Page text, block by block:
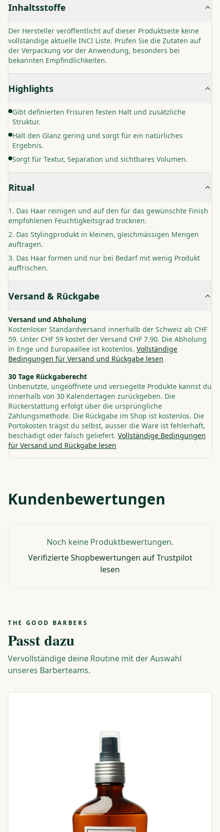
Inhaltsstoffe
Der Hersteller veröffentlicht auf dieser Produktseite keine
vollständige aktuelle INCI Liste. Prüfen Sie die Zutaten auf
der Verpackung vor der Anwendung, besonders bei
bekannten Empfindlichkeiten.
Highlights
Gibt definierten Frisuren festen Halt und zusätzliche
Struktur.
Hält den Glanz gering und sorgt für ein natürliches
Ergebnis.
Sorgt für Textur, Separation und sichtbares Volumen.
Ritual
Das Haar reinigen und auf den für das gewünschte Finish
empfohlenen Feuchtigkeitsgrad trocknen.
Das Stylingprodukt in kleinen, gleichmässigen Mengen
auftragen.
Das Haar formen und nur bei Bedarf mit wenig Produkt
auffrischen.
Versand & Rückgabe
Versand und Abholung
Kostenloser Standardversand innerhalb der Schweiz ab CHF
59. Unter CHF 59 kostet der Versand CHF 7.90. Die Abholung
in Enge und Europaallee ist kostenlos. Vollständige
Bedingungen für Versand und Rückgabe lesen
30 Tage Rückgaberecht
Unbenutzte, ungeöffnete und versiegelte Produkte kannst du
innerhalb von 30 Kalendertagen zurückgeben. Die
Rückerstattung erfolgt über die ursprüngliche
Zahlungsmethode. Die Rückgabe im Shop ist kostenlos. Die
Portokosten trägst du selbst, ausser die Ware ist fehlerhaft,
beschädigt oder falsch geliefert. Vollständige Bedingungen
für Versand und Rückgabe lesen
Kundenbewertungen
Noch keine Produktbewertungen.
Verifizierte Shopbewertungen auf Trustpilot
lesen
THE GOOD BARBERS
Passt dazu
Vervollständige deine Routine mit der Auswahl
unseres Barberteams.